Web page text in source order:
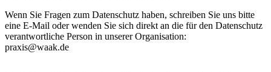
Wenn Sie Fragen zum Datenschutz haben, schreiben Sie uns bitte
eine E-Mail oder wenden Sie sich direkt an die für den Datenschutz
verantwortliche Person in unserer Organisation:
praxis@waak.de